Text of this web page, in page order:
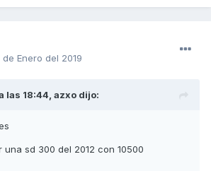
de Enero del 2019
las 18:44, azxo dijo:
sd 300 del 2012 con 10500